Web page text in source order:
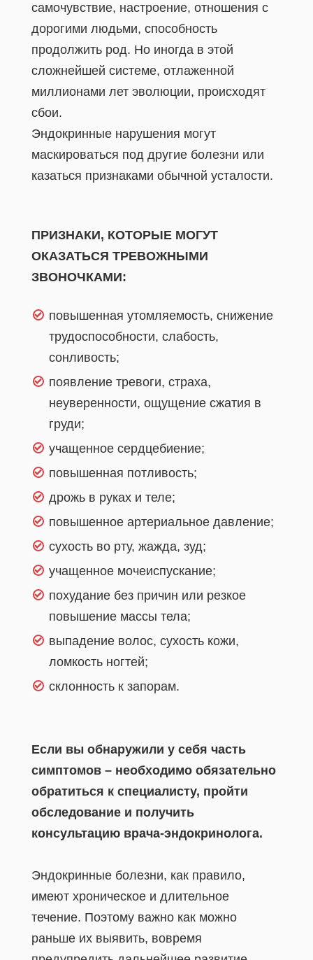
самочувствие, настроение, отношения с
дорогими людьми, способность
продолжить род. Но иногда в этой
сложнейшей системе, отлаженной
миллионами лет эволюции, происходят
сбои.
Эндокринные нарушения могут
маскироваться под другие болезни или
казаться признаками обычной усталости.
ПРИЗНАКИ, КОТОРЫЕ МОГУТ
ОКАЗАТЬСЯ ТРЕВОЖНЫМИ
ЗВОНОЧКАМИ:
повышенная утомляемость, снижение
трудоспособности, слабость,
сонливость;
появление тревоги, страха,
неуверенности, ощущение сжатия в
груди;
учащенное сердцебиение;
повышенная потливость;
дрожь в руках и теле;
повышенное артериальное давление;
сухость во рту, жажда, зуд;
учащенное мочеиспускание;
похудание без причин или резкое
повышение массы тела;
выпадение волос, сухость кожи,
ломкость ногтей;
склонность к запорам.
Если вы обнаружили у себя часть
симптомов – необходимо обязательно
обратиться к специалисту, пройти
обследование и получить
консультацию врача-эндокринолога.
Эндокринные болезни, как правило,
имеют хроническое и длительное
течение. Поэтому важно как можно
раньше их выявить, вовремя